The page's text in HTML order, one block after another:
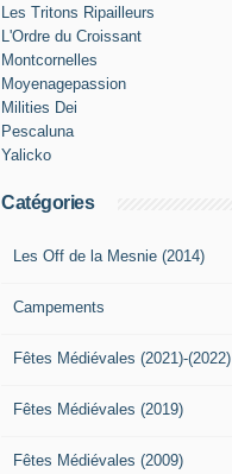
Les Tritons Ripailleurs
L'Ordre du Croissant
Montcornelles
Moyenagepassion
Milities Dei
Pescaluna
Yalicko
Catégories
Les Off de la Mesnie (2014)
Campements
Fêtes Médiévales (2021)-(2022)
Fêtes Médiévales (2019)
Fêtes Médiévales (2009)